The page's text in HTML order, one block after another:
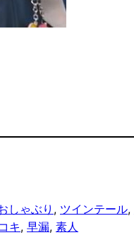
しゃぶり , ツインテール,
キ, 早漏, 素人